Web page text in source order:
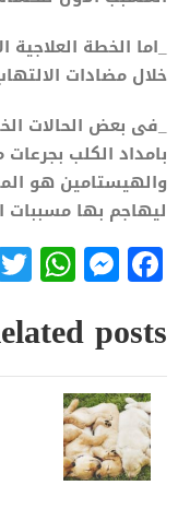
_اما الخطة
خلال مضادات
_فى بعض الحالات
بامداد الكلب
والهيستامين هو
ليهاجم بها مسببات
posts